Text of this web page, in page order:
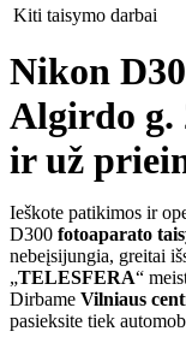
Kiti taisymo darbai
Nikon
Algirdo g.
ir už
Ieškote patikimos ir
D300 fotoaparato
nebeįsijungia, greitai
„TELESFERA“
Dirbame Vilniaus
pasieksite tiek